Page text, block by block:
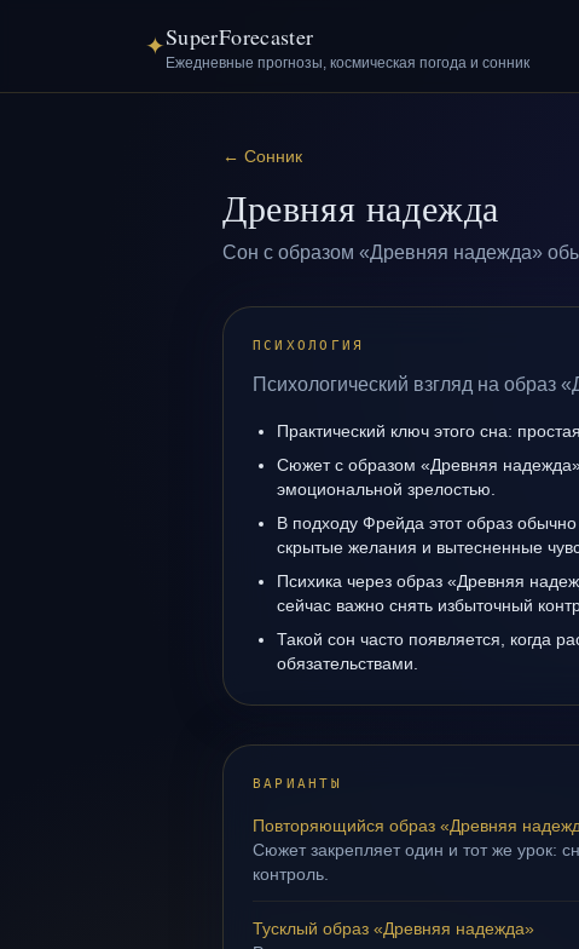
✦SuperForecaster
Ежедневные прогнозы, космическая погода и сонник
← Сонник
Древняя надежда
Сон с образом «Древняя надежда»
ПСИХОЛОГИЯ
Психологический взгляд на образ
Практический ключ этого сна:
Сюжет с образом «Древняя
эмоциональной зрелостью.
В подходу Фрейда этот образ обычно
скрытые желания и вытесненные
Психика через образ «Древняя
сейчас важно снять избыточный
Такой сон часто появляется, когда
обязательствами.
ВАРИАНТЫ
Повторяющийся образ «Древняя
Сюжет закрепляет один и тот же урок:
контроль.
Тусклый образ «Древняя надежда»